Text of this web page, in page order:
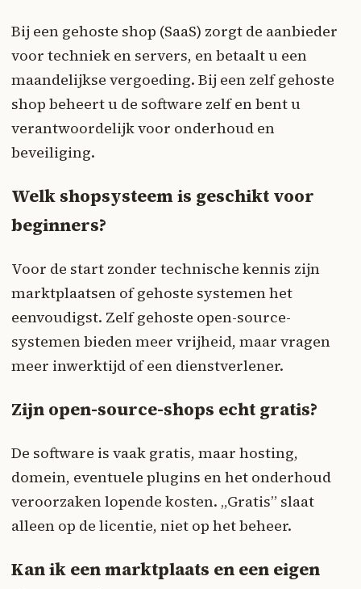
Bij een gehoste shop (SaaS) zorgt de aanbieder
voor techniek en servers, en betaalt u een
maandelijkse vergoeding. Bij een zelf gehoste
shop beheert u de software zelf en bent u
verantwoordelijk voor onderhoud en
beveiliging.
Welk shopsysteem is geschikt voor
beginners?
Voor de start zonder technische kennis zijn
marktplaatsen of gehoste systemen het
eenvoudigst. Zelf gehoste open-source-
systemen bieden meer vrijheid, maar vragen
meer inwerktijd of een dienstverlener.
Zijn open-source-shops echt gratis?
De software is vaak gratis, maar hosting,
domein, eventuele plugins en het onderhoud
veroorzaken lopende kosten. „Gratis” slaat
alleen op de licentie, niet op het beheer.
Kan ik een marktplaats en een eigen